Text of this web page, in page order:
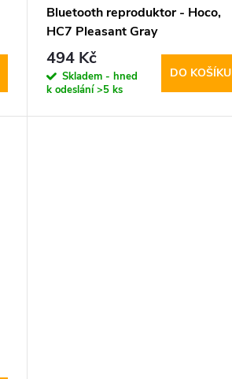
Bluetooth reproduktor - Hoco,
HC7 Pleasant Gray
494 Kč
Skladem - hned
k odeslání>5 ks
DO KOŠÍKU